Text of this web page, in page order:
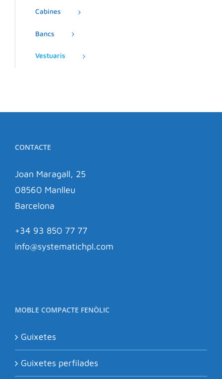
Cabines
Bancs
Vestuaris
CONTACTE
Joan Maragall, 25
08560 Manlleu
Barcelona
+34 93 850 77 77
info@systematichpl.com
MOBLE COMPACTE FENÒLIC
Guixetes
Guixetes perfilades